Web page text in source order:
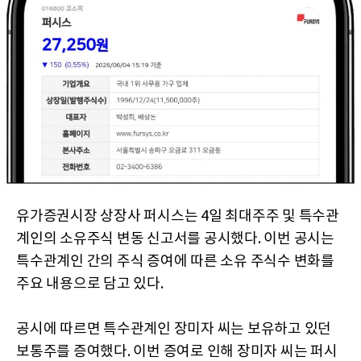
유가증권시장 상장사 퍼시스는 4일 최대주주 및 특수관
계인의 소유주식 변동 신고서를 공시했다. 이번 공시는
특수관계인 간의 주식 증여에 따른 소유 주식수 변화를
주요 내용으로 담고 있다.
공시에 따르면 특수관계인 장미자 씨는 보유하고 있던
보통주를 증여했다. 이번 증여로 인해 장미자 씨는 퍼시